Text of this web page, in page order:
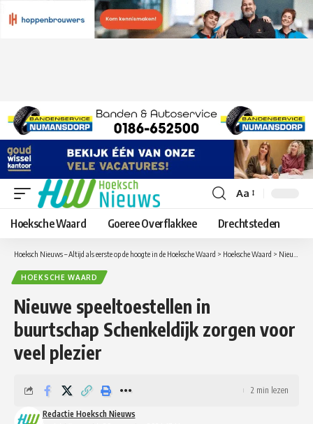
Lettergrootte
aanpassen
Aa
Hoeksche Waard Goeree Overflakkee Drechtsteden
Hoeksch Nieuws – Altijd als eerste op de hoogte in de Hoeksche Waard > Hoeksche Waard > Nieuwe speeltoestellen in buurtschap Schenkeldijk zorgen voor veel plezier
HOEKSCHE WAARD
Nieuwe speeltoestellen in
buurtschap Schenkeldijk zorgen voor
veel plezier
Redactie Hoeksch Nieuws
2 min lezen